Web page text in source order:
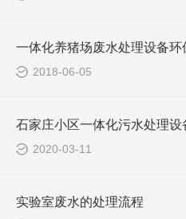
2018-06-05
2020-03-11
实验室废水的处理流程